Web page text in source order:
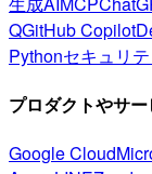
QGitHub Copilot
Pythonセキュリテ
プロダクトやサ
Google Cloud